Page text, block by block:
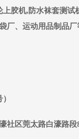
胶机,防水袜套测
厂、运动用品制品
社区莞太路白濠路段